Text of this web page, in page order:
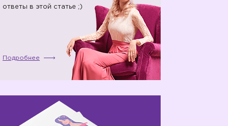
ответы в этой статье ;)
Подробнее